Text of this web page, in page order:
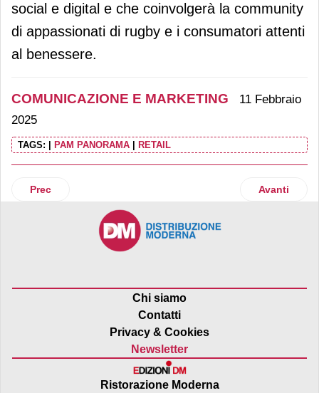
social e digital e che coinvolgerà la community
di appassionati di rugby e i consumatori attenti
al benessere.
COMUNICAZIONE E MARKETING
11 Febbraio
2025
TAGS: PAM PANORAMA RETAIL
Articolo precedente: I frollini Balocco tornano in
Prec Articolo
Avanti
Chi siamo
Contatti
Privacy & Cookies
Newsletter
Ristorazione Moderna